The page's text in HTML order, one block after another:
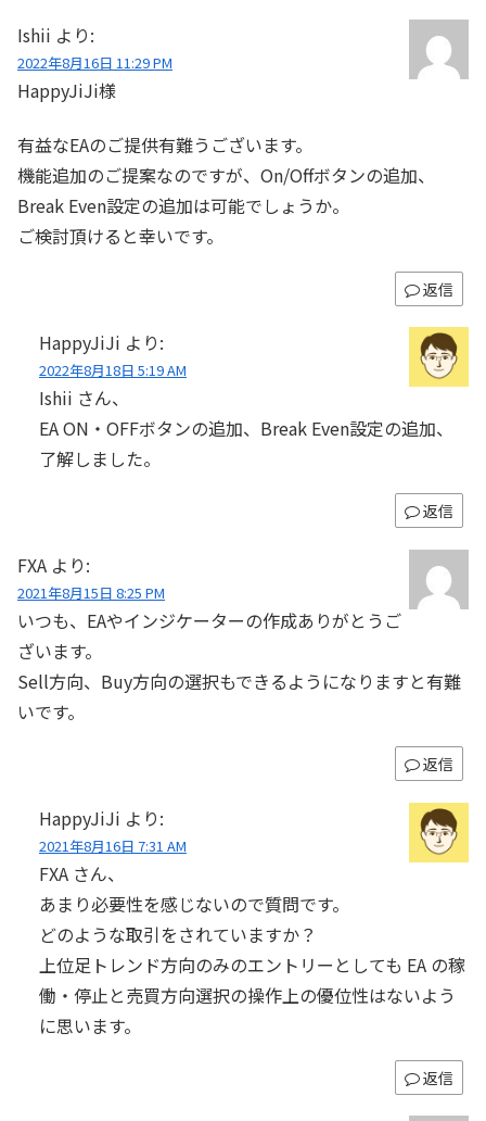
Ishii より:
2022年8月16日 11:29 PM
HappyJiJi様
有益なEAのご提供有難うございます。
機能追加のご提案なのですが、On/Offボタンの追加、
Break Even設定の追加は可能でしょうか。
ご検討頂けると幸いです。
返信
HappyJiJi より:
2022年8月18日 5:19 AM
Ishii さん、
EA ON・OFFボタンの追加、Break Even設定の追加、
了解しました。
返信
FXA より:
2021年8月15日 8:25 PM
いつも、EAやインジケーターの作成ありがとうご
ざいます。
Sell方向、Buy方向の選択もできるようになりますと有難
いです。
返信
HappyJiJi より:
2021年8月16日 7:31 AM
FXA さん、
あまり必要性を感じないので質問です。
どのような取引をされていますか？
上位足トレンド方向のみのエントリーとしても EA の稼
働・停止と売買方向選択の操作上の優位性はないよう
に思います。
返信